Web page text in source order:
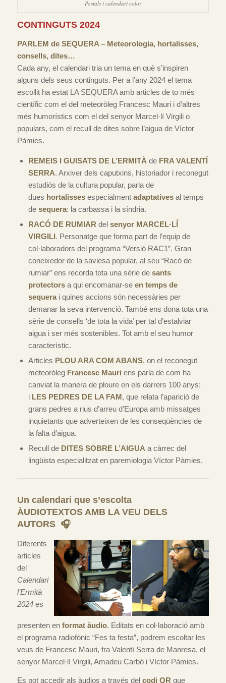
Postals i calendari color
CONTINGUTS 2024
PARLEM de SEQUERA – Meteorologia, hortalisses,
consells, dites…
Cada any, el calendari tria un tema en què s’inspiren
alguns dels seus continguts. Per a l’any 2024 el tema
escollit ha estat LA SEQUERA amb articles de to més
científic com el del meteoròleg Francesc Mauri i d’altres
més humorístics com el del senyor Marcel·lí Virgili o
populars, com el recull de dites sobre l’aigua de Víctor
Pàmies.
REMEIS I GUISATS DE L’ERMITÀ de FRA VALENTÍ
SERRA. Arxiver dels caputxins, historiador i reconegut
estudiós de la cultura popular, parla de
dues hortalissesespecialment adaptatives al temps
desequera: la carbassa i la síndria.
RACÓ DE RUMIAR del senyor MARCEL·LÍ
VIRGILI. Personatge que forma part de l’equip de
col·laboradors del programa “Versió RAC1”. Gran
coneixedor de la saviesa popular, al seu “Racó de
rumiar” ens recorda tota una sèrie de sants
protectorsa qui encomanar-se en temps de
sequerai quines accions són necessàries per
demanar la seva intervenció. També ens dona tota una
sèrie de consells ‘de tota la vida’ per tal d’estalviar
aigua i ser més sostenibles. Tot amb el seu humor
característic.
Articles PLOU ARA COM ABANS, on el reconegut
meteoròleg Francesc Mauri ens parla de com ha
canviat la manera de ploure en els darrers 100 anys;
i LES PEDRES DE LA FAM, que relata l’aparició de
grans pedres a rius d’arreu d’Europa amb missatges
inquietants que adverteixen de les conseqüències de
la falta d’aigua.
Recull de DITES SOBRE L’AIGUA a càrrec del
lingüista especialitzat en paremiologia Víctor Pàmies.
Un calendari que s’escolta
ÀUDIOTEXTOS AMB LA VEU DELS
AUTORS 🎧
Diferents
articles
del
Calendari
l’Ermità
2024es
presenten en format àudio. Editats en col·laboració amb
el programa radiofònic “Fes ta festa”, podrem escoltar les
veus de Francesc Mauri, fra Valentí Serra de Manresa, el
senyor Marcel·lí Virgili, Amadeu Carbó i Víctor Pàmies.
Es pot accedir als àudios a través del codi QR que